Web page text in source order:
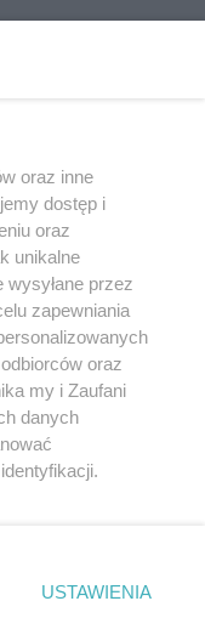
być powielany i
jakikolwiek sposób (w
polu
w
Jakiekolwiek użycie lub
naruszeniem prawa,
kary i może być
oraz inne
dostęp i
oraz
unikalne
wysyłane przez
zapewniania
oraz
my i Zaufani
danych
prywatności
USTAWIENIA